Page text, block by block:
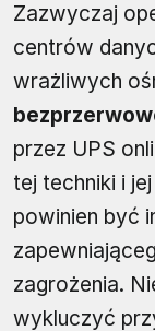
Zazwyczaj
centrów
wrażliwych
przez UPS
tej techniki i
powinien być
zagrożenia.
wykluczyć